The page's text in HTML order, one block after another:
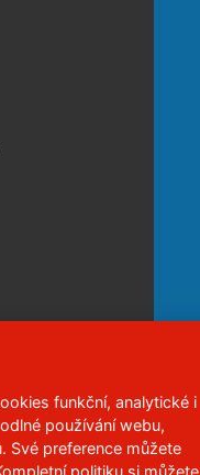
funkční, analytické i
používání webu,
Své preference můžete